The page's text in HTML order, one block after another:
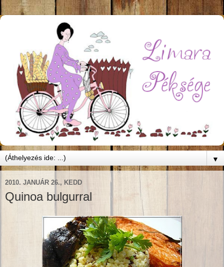
▼
2010. JANUÁR 26., KEDD
Quinoa bulgurral